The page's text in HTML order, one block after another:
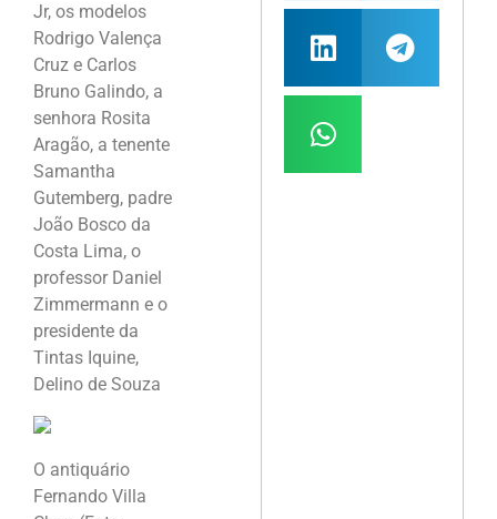
Jr, os modelos
Rodrigo Valença
Cruz e Carlos
Bruno Galindo, a
senhora Rosita
Aragão, a tenente
Samantha
Gutemberg, padre
João Bosco da
Costa Lima, o
professor Daniel
Zimmermann e o
presidente da
Tintas Iquine,
Delino de Souza
O antiquário
Fernando Villa